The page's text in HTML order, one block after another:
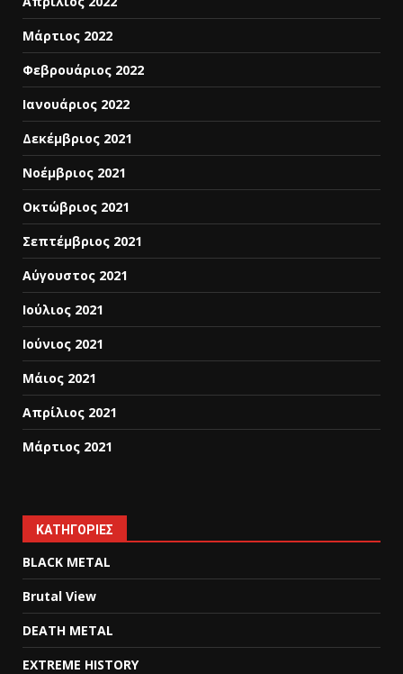
Μάρτιος 2022
Φεβρουάριος 2022
Ιανουάριος 2022
Δεκέμβριος 2021
Νοέμβριος 2021
Οκτώβριος 2021
Σεπτέμβριος 2021
Αύγουστος 2021
Ιούλιος 2021
Ιούνιος 2021
Μάιος 2021
Απρίλιος 2021
Μάρτιος 2021
KΑΤΗΓΟΡΊΕΣ
BLACK METAL
Brutal View
DEATH METAL
EXTREME HISTORY